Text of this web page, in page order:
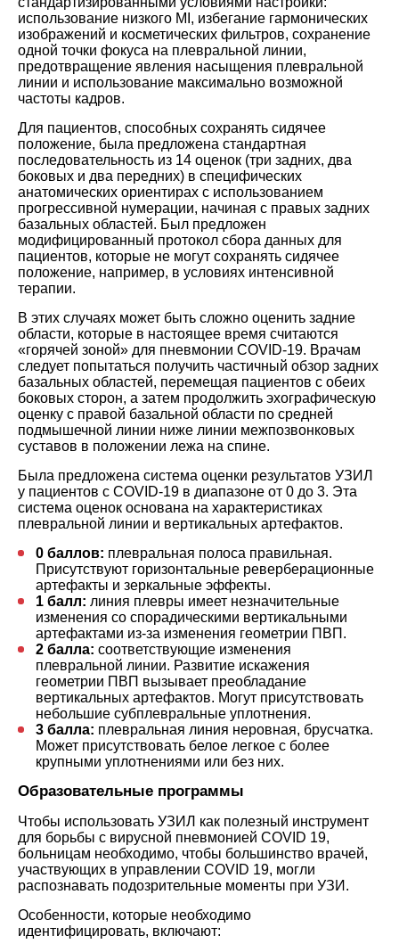
использование низкого MI, избегание гармонических
изображений и косметических фильтров, сохранение
одной точки фокуса на плевральной линии,
предотвращение явления насыщения плевральной
линии и использование максимально возможной
частоты кадров.
Для пациентов, способных сохранять сидячее
положение, была предложена стандартная
последовательность из 14 оценок (три задних, два
боковых и два передних) в специфических
анатомических ориентирах с использованием
прогрессивной нумерации, начиная с правых задних
базальных областей. Был предложен
модифицированный протокол сбора данных для
пациентов, которые не могут сохранять сидячее
положение, например, в условиях интенсивной
терапии.
В этих случаях может быть сложно оценить задние
области, которые в настоящее время считаются
«горячей зоной» для пневмонии COVID-19. Врачам
следует попытаться получить частичный обзор задних
базальных областей, перемещая пациентов с обеих
боковых сторон, а затем продолжить эхографическую
оценку с правой базальной области по средней
подмышечной линии ниже линии межпозвонковых
суставов в положении лежа на спине.
Была предложена система оценки результатов УЗИЛ
у пациентов с COVID-19 в диапазоне от 0 до 3. Эта
система оценок основана на характеристиках
плевральной линии и вертикальных артефактов.
0 баллов: плевральная полоса правильная.
Присутствуют горизонтальные реверберационные
артефакты и зеркальные эффекты.
1 балл: линия плевры имеет незначительные
изменения со спорадическими вертикальными
артефактами из-за изменения геометрии ПВП.
2 балла: соответствующие изменения
плевральной линии. Развитие искажения
геометрии ПВП вызывает преобладание
вертикальных артефактов. Могут присутствовать
небольшие субплевральные уплотнения.
3 балла: плевральная линия неровная, брусчатка.
Может присутствовать белое легкое с более
крупными уплотнениями или без них.
Образовательные программы
Чтобы использовать УЗИЛ как полезный инструмент
для борьбы с вирусной пневмонией COVID 19,
больницам необходимо, чтобы большинство врачей,
участвующих в управлении COVID 19, могли
распознавать подозрительные моменты при УЗИ.
Особенности, которые необходимо
идентифицировать, включают: